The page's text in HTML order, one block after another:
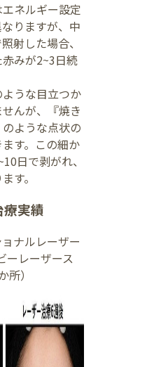
ネルギー設定
りますが、中
射した場合、
みが2~3日続
うな目立つか
んが、『焼き
ような点状の
す。この細か
日で剥がれ、
す。
実績
ナルレーザー
ーレーザース
）